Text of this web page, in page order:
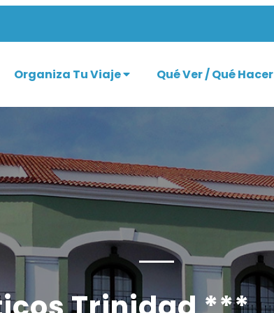
Organiza Tu Viaje Qué Ver / Qué Hacer